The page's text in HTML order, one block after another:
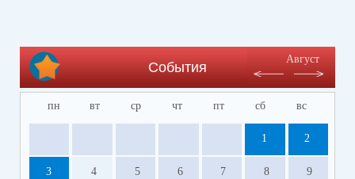
События
Август
пн вт ср чт пт сб вс
1 2
3 4 5 6 7 8 9